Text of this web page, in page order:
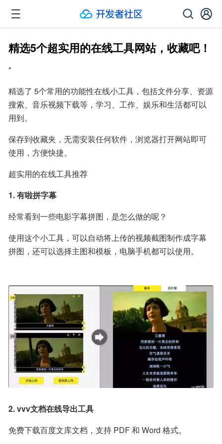
精选5个超实用的在线工具网站，收藏吧！
"
精选了 5个常用的功能性在线小工具，包括文件分享、资源
搜索、音乐视频下载等，学习、工作、娱乐和生活都可以
用到。
保存到收藏夹，无需安装任何软件，浏览器打开网站即可
使用，方便快捷。
超实用的在线工具推荐
1. 有啦拼字幕
经常看到一些电影字幕拼图，是怎么做的呢？
使用这个小工具，可以自动将上传的视频截图制作成字幕
拼图，还可以选择主图和模板，电脑手机都可以使用。
2. vvv文档在线导出工具
免费下载百度文库文档，支持 PDF 和 Word 格式。